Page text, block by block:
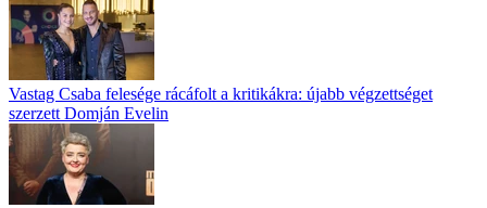
Vastag Csaba felesége rácáfolt a kritikákra: újabb végzettséget
szerzett Domján Evelin